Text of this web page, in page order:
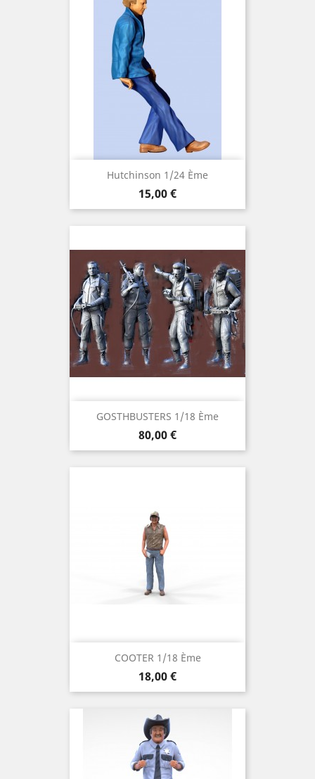
Hutchinson 1/24 Ème
Prix
15,00 €
GOSTHBUSTERS 1/18 Ème
Prix
80,00 €
COOTER 1/18 Ème
Prix
18,00 €